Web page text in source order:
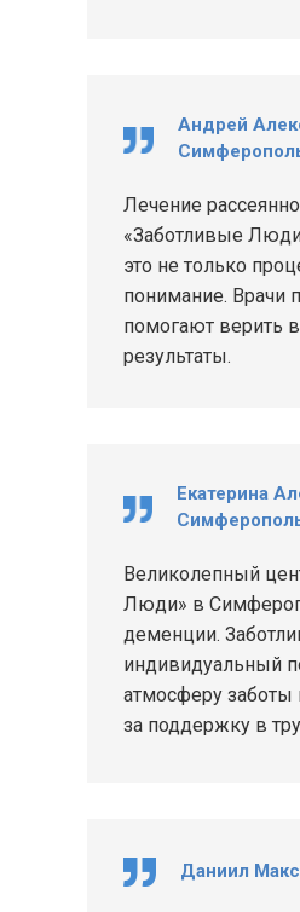
Андрей
Лечение
«Заботливые
это не только
понимание. Врачи
помогают верить
результаты.
Екатерина
Великолепный
Люди» в
деменции.
индивидуальный
атмосферу заботы
за поддержку в
Даниил